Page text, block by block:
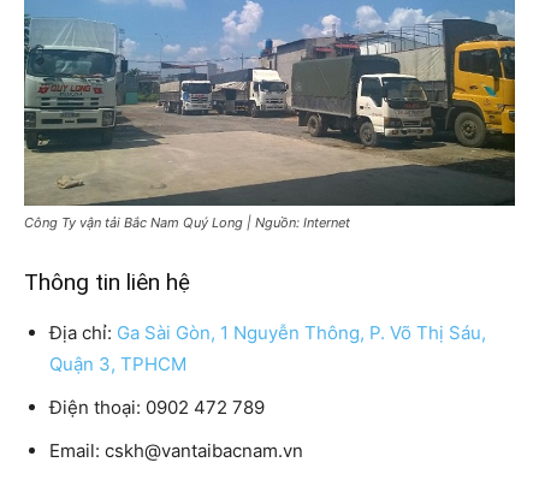
Công Ty vận tải Bắc Nam Quý Long | Nguồn: Internet
Thông tin liên hệ
Địa chỉ: Ga Sài Gòn, 1 Nguyễn Thông, P. Võ Thị Sáu,
Quận 3, TPHCM
Điện thoại: 0902 472 789
Email: cskh@vantaibacnam.vn